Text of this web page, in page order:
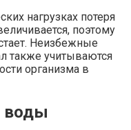
нагрузках потеря
поэтому
Неизбежные
также учитываются
организма в
воды